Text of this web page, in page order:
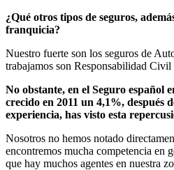
¿Qué otros tipos de seguros,
franquicia?
Nuestro fuerte son los seguros de
trabajamos son Responsabilidad
No obstante, en el Seguro español
crecido en 2011 un 4,1%, después
experiencia, has visto esta
Nosotros no hemos notado
encontremos mucha competencia en
que hay muchos agentes en nuestra